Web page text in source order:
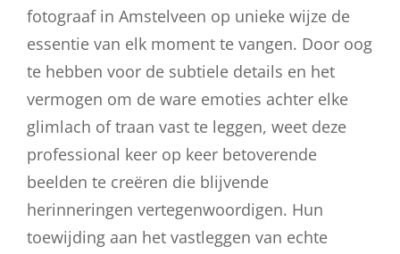
fotograaf in Amstelveen op unieke wijze de
essentie van elk moment te vangen. Door oog
te hebben voor de subtiele details en het
vermogen om de ware emoties achter elke
glimlach of traan vast te leggen, weet deze
professional keer op keer betoverende
beelden te creëren die blijvende
herinneringen vertegenwoordigen. Hun
toewijding aan het vastleggen van echte